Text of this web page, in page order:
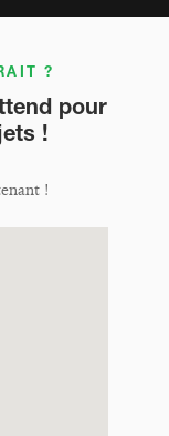
?
pour
!
!